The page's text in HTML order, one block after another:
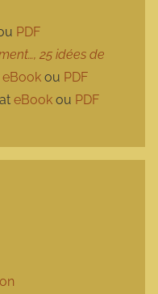
PDF
25 idées de
eBook ou PDF
eBook ou PDF